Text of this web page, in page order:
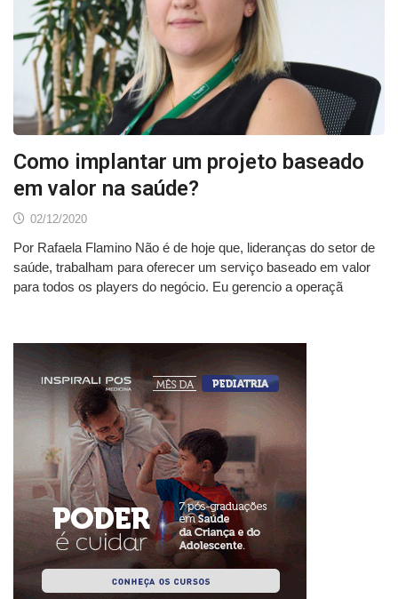
Como implantar um projeto baseado
em valor na saúde?
02/12/2020
Por Rafaela Flamino Não é de hoje que, lideranças do setor de
saúde, trabalham para oferecer um serviço baseado em valor
para todos os players do negócio. Eu gerencio a operaçã